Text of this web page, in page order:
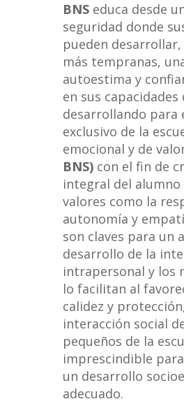
BNS educa desde
seguridad donde
pueden desarrollar,
más tempranas,
autoestima y
en sus capacidades
desarrollando para
exclusivo de la
emocional y de
BNS) con el fin de
integral del
valores como la
autonomía y
son claves para un
desarrollo de la
intrapersonal y los
lo facilitan al
calidez y
interacción social
pequeños de la
imprescindible
un desarrollo
adecuado.